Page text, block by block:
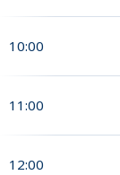
10:00
11:00
12:00